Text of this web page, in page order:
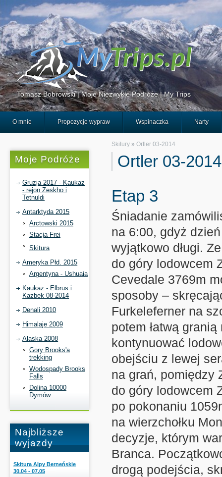
Tomasz Bobrowski | Moje Niezwykłe Podróże | My Trips
O mnie Propozycje wypraw Wspinaczka Narty
Moje Podróże
Gruzja 2017 - Kaukaz
- rejon Zeskho i
Tetnuldi
Antarktyda 2015
Arctowski 2015
Stacja Frei
Skitura
Ameryka Płd. 2015
Argentyna - Ushuaia
Kaukaz - Elbrus i
Kazbek 08-2014
Denali 2010
Himalaje 2009
Alaska 2008
Gory Brooks'a
trekking
Wodospady Brooks
Falls
Dolina 10000
Dymów
Najbliższe
wyjazdy
Skitura Alpy Berneńskie
30.04 - 07.05
Ortler 03-2014
Skitury» Ortler 03-2014
Etap 3
Śniadanie
na 6:00, gdyż
wyjątkowo długi.
do góry lodowcem
Cevedale 3769m
sposoby –
Furkeleferner na
potem łatwą
kontynuować
obejściu z lewej
na grań, pomiędzy
do góry lodowcem
po pokonaniu
na wierzchołku
decyzje, którym
Branca.
drogą podejścia,